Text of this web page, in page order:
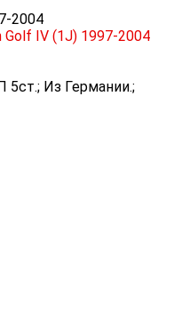
2004
IV (1J) 1997-2004
5ст.; Из Германии.;